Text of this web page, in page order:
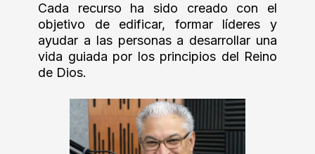
Cada recurso ha sido creado con el
objetivo de edificar, formar líderes y
ayudar a las personas a desarrollar una
vida guiada por los principios del Reino
de Dios.